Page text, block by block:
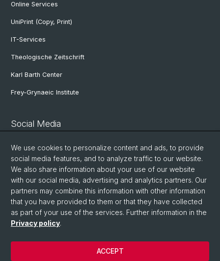
Online Services
UniPrint (Copy, Print)
IT-Services
Theologische Zeitschrift
Karl Barth Center
Frey-Grynaeic Institute
Social Media
Theological Faculty
Center for Jewish Studies
ZRWP
© University of Basel
We use cookies to personalize content and ads, to provide
social media features, and to analyze traffic to our website.
We also share information about your use of our website
with our social media, advertising and analytics partners. Our
partners may combine this information with other information
that you have provided to them or that they have collected
as part of your use of the services. Further information in the
Privacy policy.
ACCEPT